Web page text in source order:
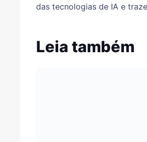
das tecnologias de IA e
Leia também